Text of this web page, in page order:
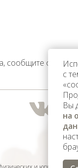
сообщите об этом
с
Вы
на